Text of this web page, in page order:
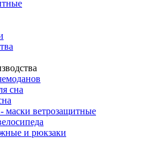
сна
маски ветрозащитные
и рюкзаки